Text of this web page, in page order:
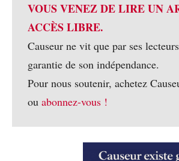
VOUS VENEZ DE LIRE UN
ACCÈS LIBRE.
Causeur ne vit que par ses
garantie de son indépendance.
Pour nous soutenir, achetez
ou abonnez-vous !